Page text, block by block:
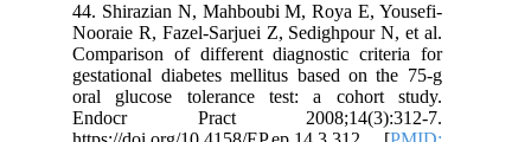
44. Shirazian N, Mahboubi M, Roya E, Yousefi-
Nooraie R, Fazel-Sarjuei Z, Sedighpour N, et al.
Comparison of different diagnostic criteria for
gestational diabetes mellitus based on the 75-g
oral glucose tolerance test: a cohort study.
Endocr Pract 2008;14(3):312-7.